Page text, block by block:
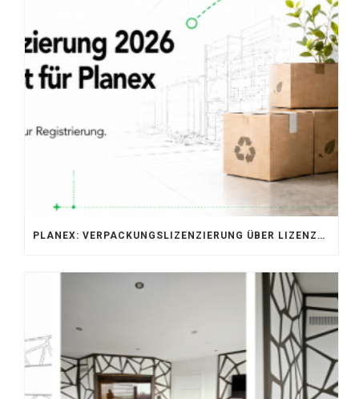
PLANEX: VERPACKUNGSLIZENZIERUNG ÜBER LIZENZERO & LUCID 2026